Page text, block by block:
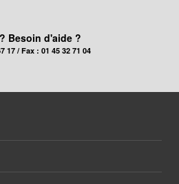
Besoin d'aide ?
17 / Fax : 01 45 32 71 04